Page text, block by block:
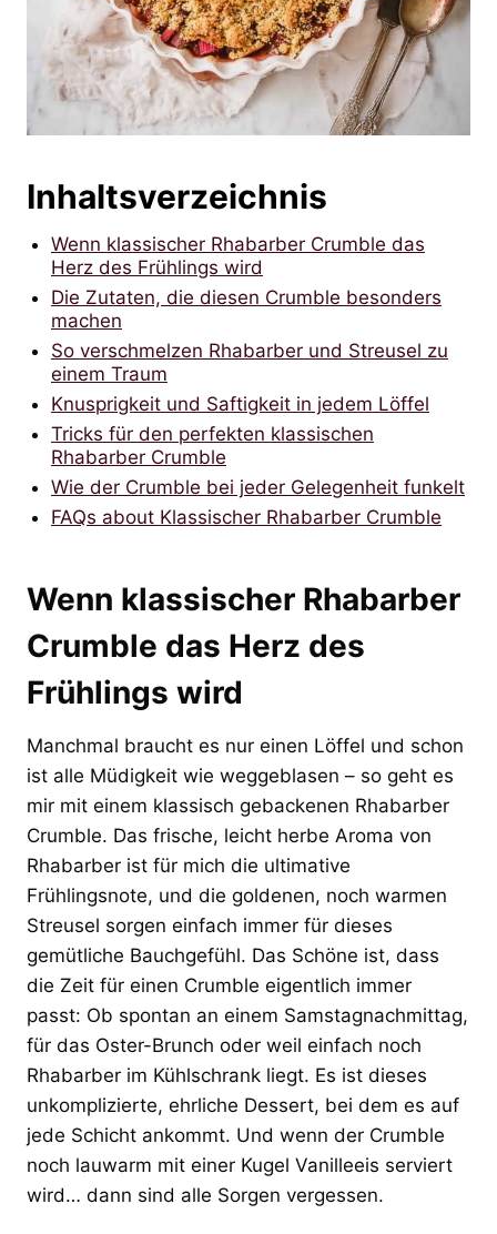
Inhaltsverzeichnis
Wenn klassischer Rhabarber Crumble das
Herz des Frühlings wird
Die Zutaten, die diesen Crumble besonders
machen
So verschmelzen Rhabarber und Streusel zu
einem Traum
Knusprigkeit und Saftigkeit in jedem Löffel
Tricks für den perfekten klassischen
Rhabarber Crumble
Wie der Crumble bei jeder Gelegenheit funkelt
FAQs about Klassischer Rhabarber Crumble
Wenn klassischer Rhabarber
Crumble das Herz des
Frühlings wird
Manchmal braucht es nur einen Löffel und schon
ist alle Müdigkeit wie weggeblasen – so geht es
mir mit einem klassisch gebackenen Rhabarber
Crumble. Das frische, leicht herbe Aroma von
Rhabarber ist für mich die ultimative
Frühlingsnote, und die goldenen, noch warmen
Streusel sorgen einfach immer für dieses
gemütliche Bauchgefühl. Das Schöne ist, dass
die Zeit für einen Crumble eigentlich immer
passt: Ob spontan an einem Samstagnachmittag,
für das Oster-Brunch oder weil einfach noch
Rhabarber im Kühlschrank liegt. Es ist dieses
unkomplizierte, ehrliche Dessert, bei dem es auf
jede Schicht ankommt. Und wenn der Crumble
noch lauwarm mit einer Kugel Vanilleeis serviert
wird… dann sind alle Sorgen vergessen.